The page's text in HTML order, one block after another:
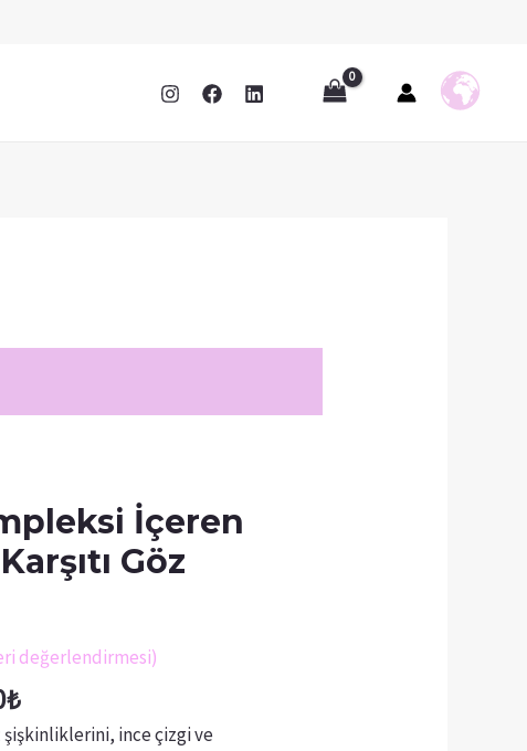
İçeren
Göz
değerlendirmesi)
₺
şişkinliklerini, ince çizgi ve